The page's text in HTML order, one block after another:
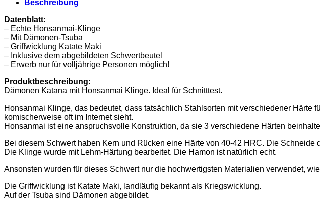
Beschreibung
Datenblatt:
– Echte Honsanmai-Klinge
– Mit Dämonen-Tsuba
– Griffwicklung Katate Maki
– Inklusive dem abgebildeten Schwertbeutel
– Erwerb nur für volljährige Personen möglich!
Produktbeschreibung:
Dämonen Katana mit Honsanmai Klinge. Ideal für Schnitttest.
Honsanmai Klinge, das bedeutet, dass tatsächlich Stahlsorten mit verschiedener
komischerweise oft im Internet sieht.
Honsanmai ist eine anspruchsvolle Konstruktion, da sie 3 verschiedene Härten
Bei diesem Schwert haben Kern und Rücken eine Härte von 40-42 HRC. Die
Die Klinge wurde mit Lehm-Härtung bearbeitet. Die Hamon ist natürlich echt.
Ansonsten wurden für dieses Schwert nur die hochwertigsten Materialien verwendet,
Die Griffwicklung ist Katate Maki, landläufig bekannt als Kriegswicklung.
Auf der Tsuba sind Dämonen abgebildet.